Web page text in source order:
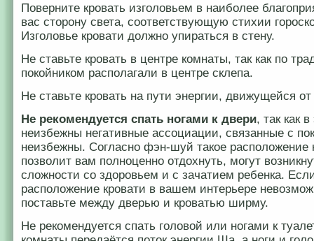
Поверните кровать изголовьем в наиболее
вас сторону света, соответствующую стихии
Изголовье кровати должно упираться в стену.
Не ставьте кровать в центре комнаты, так как по
покойником располагали в центре склепа.
Не ставьте кровать на пути энергии, движущейся от
Не рекомендуется спать ногами к двери, так как
неизбежны негативные ассоциации, связанные с
неизбежны. Согласно фэн-шуй такое расположение
позволит вам полноценно отдохнуть, могут
сложности со здоровьем и с зачатием ребенка.
расположение кровати в вашем интерьере
поставьте между дверью и кроватью ширму.
Не рекомендуется спать головой или ногами к